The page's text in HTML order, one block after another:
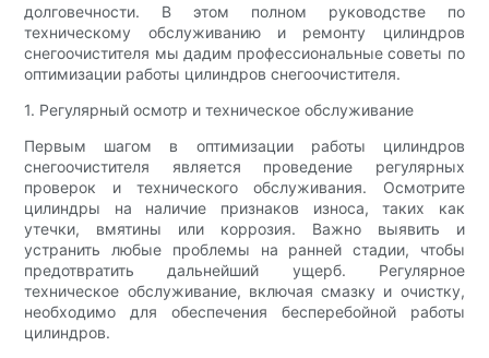
долговечности. В этом полном руководстве по
техническому обслуживанию и ремонту цилиндров
снегоочистителя мы дадим профессиональные советы по
оптимизации работы цилиндров снегоочистителя.
1. Регулярный осмотр и техническое обслуживание
Первым шагом в оптимизации работы цилиндров
снегоочистителя является проведение регулярных
проверок и технического обслуживания. Осмотрите
цилиндры на наличие признаков износа, таких как
утечки, вмятины или коррозия. Важно выявить и
устранить любые проблемы на ранней стадии, чтобы
предотвратить дальнейший ущерб. Регулярное
техническое обслуживание, включая смазку и очистку,
необходимо для обеспечения бесперебойной работы
цилиндров.